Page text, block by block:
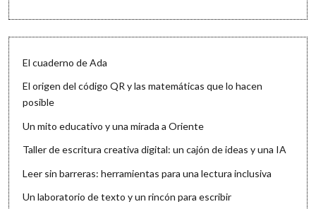
El cuaderno de Ada
El origen del código QR y las matemáticas que lo hacen
posible
Un mito educativo y una mirada a Oriente
Taller de escritura creativa digital: un cajón de ideas y una IA
Leer sin barreras: herramientas para una lectura inclusiva
Un laboratorio de texto y un rincón para escribir